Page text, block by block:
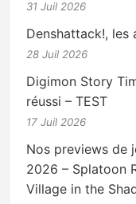
31 Juil 2026
Denshattack!, les
28 Juil 2026
Digimon Story
réussi – TEST
17 Juil 2026
Nos previews de
2026 – Splatoon
Village in the